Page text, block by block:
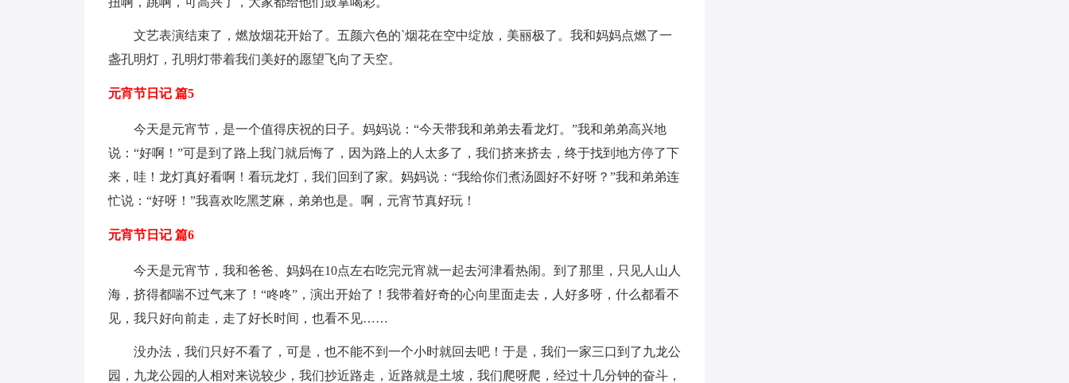
文艺表演结束了，燃放烟花开始了。五颜六色的`烟花在空中绽放，美丽极了。我和妈妈点燃了一
盏孔明灯，孔明灯带着我们美好的愿望飞向了天空。
元宵节日记 篇5
今天是元宵节，是一个值得庆祝的日子。妈妈说：“今天带我和弟弟去看龙灯。”我和弟弟高兴地
说：“好啊！”可是到了路上我门就后悔了，因为路上的人太多了，我们挤来挤去，终于找到地方停了下
来，哇！龙灯真好看啊！看玩龙灯，我们回到了家。妈妈说：“我给你们煮汤圆好不好呀？”我和弟弟连
忙说：“好呀！”我喜欢吃黑芝麻，弟弟也是。啊，元宵节真好玩！
元宵节日记 篇6
今天是元宵节，我和爸爸、妈妈在10点左右吃完元宵就一起去河津看热闹。到了那里，只见人山人
海，挤得都喘不过气来了！“咚咚”，演出开始了！我带着好奇的心向里面走去，人好多呀，什么都看不
见，我只好向前走，走了好长时间，也看不见……
没办法，我们只好不看了，可是，也不能不到一个小时就回去吧！于是，我们一家三口到了九龙公
园，九龙公园的人相对来说较少，我们抄近路走，近路就是土坡，我们爬呀爬，经过十几分钟的奋斗，